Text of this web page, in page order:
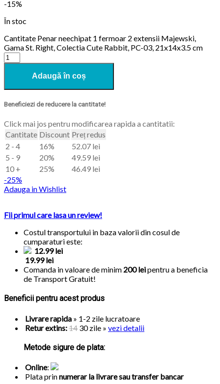
-15%
În stoc
Cantitate Penar neechipat 1 fermoar 2 extensii Majewski,
Gama St. Right, Colectia Cute Rabbit, PC-03, 21x14x3.5 cm
Adaugă în coș
Beneficiezi de reducere la cantitate!
Click mai jos pentru modificarea rapida a cantitatii:
Cantitate Discount Preț redus
2 - 4
16% 52.07 lei
5 - 9
20% 49.59 lei
10 +
25% 46.49 lei
-25%
Adauga in Wishlist
Fii primul care lasa un review!
Costul transportului in baza valorii din cosul de
cumparaturi este:
12.99 lei
19.99 lei
Comanda in valoare de minim 200 leipentru a beneficia
de Transport Gratuit!
Beneficii pentru acest produs
Livrare rapida » 1-2 zile lucratoare
Retur extins:14 30 zile » vezi detalii
Metode sigure de plata:
Online:
Plata prinnumerar la livrare sau transfer bancar